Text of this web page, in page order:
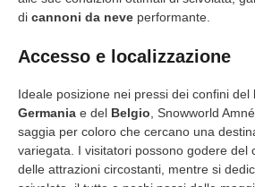
di cannoni da neve performante.
Accesso e localizzazione
Ideale posizione nei pressi dei confini del
Germania e del Belgio , Snowworld
saggia per coloro che cercano una
variegata. I visitatori possono godere del
delle attrazioni circostanti, mentre si